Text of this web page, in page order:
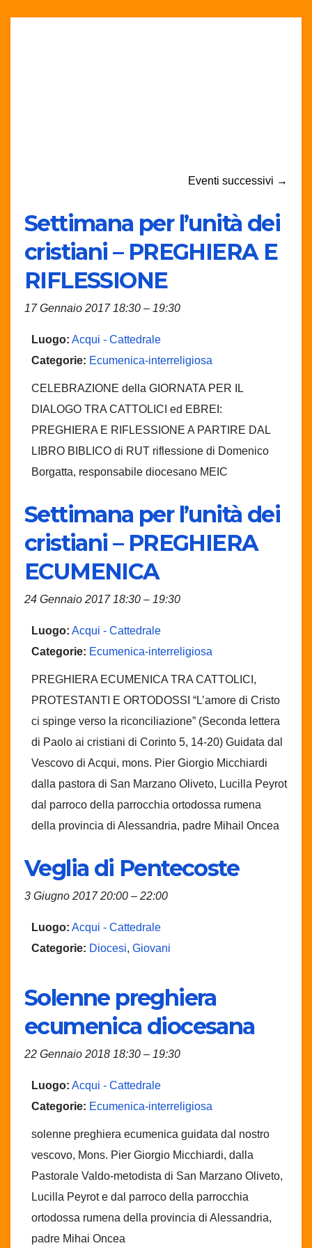
Eventi successivi →
Settimana per l’unità dei
cristiani – PREGHIERA E
RIFLESSIONE
17 Gennaio 2017 18:30 – 19:30
Luogo: Acqui - Cattedrale
Categorie: Ecumenica-interreligiosa
CELEBRAZIONE della GIORNATA PER IL
DIALOGO TRA CATTOLICI ed EBREI:
PREGHIERA E RIFLESSIONE A PARTIRE DAL
LIBRO BIBLICO di RUT riflessione di Domenico
Borgatta, responsabile diocesano MEIC
Settimana per l’unità dei
cristiani – PREGHIERA
ECUMENICA
24 Gennaio 2017 18:30 – 19:30
Luogo: Acqui - Cattedrale
Categorie: Ecumenica-interreligiosa
PREGHIERA ECUMENICA TRA CATTOLICI,
PROTESTANTI E ORTODOSSI “L’amore di Cristo
ci spinge verso la riconciliazione” (Seconda lettera
di Paolo ai cristiani di Corinto 5, 14-20) Guidata dal
Vescovo di Acqui, mons. Pier Giorgio Micchiardi
dalla pastora di San Marzano Oliveto, Lucilla Peyrot
dal parroco della parrocchia ortodossa rumena
della provincia di Alessandria, padre Mihail Oncea
Veglia di Pentecoste
3 Giugno 2017 20:00 – 22:00
Luogo: Acqui - Cattedrale
Categorie: Diocesi, Giovani
Solenne preghiera
ecumenica diocesana
22 Gennaio 2018 18:30 – 19:30
Luogo: Acqui - Cattedrale
Categorie: Ecumenica-interreligiosa
solenne preghiera ecumenica guidata dal nostro
vescovo, Mons. Pier Giorgio Micchiardi, dalla
Pastorale Valdo-metodista di San Marzano Oliveto,
Lucilla Peyrot e dal parroco della parrocchia
ortodossa rumena della provincia di Alessandria,
padre Mihai Oncea